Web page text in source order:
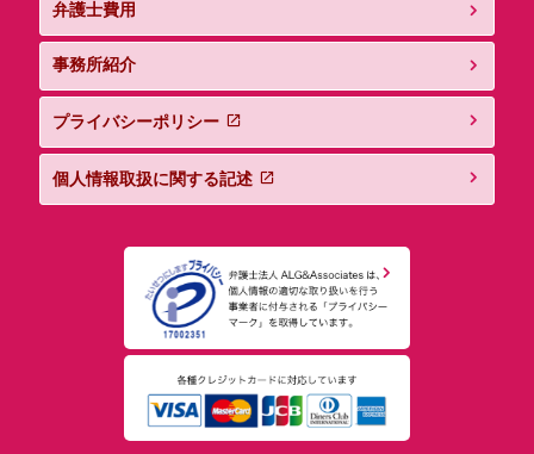
弁護士費用
事務所紹介
プライバシーポリシー
個人情報取扱に関する記述